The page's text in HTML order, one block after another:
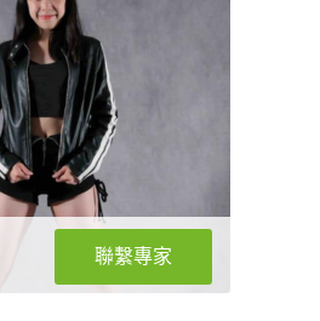
聯繫專家